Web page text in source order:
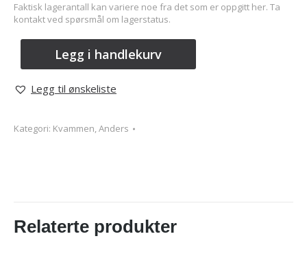
Faktisk lagerantall kan variere noe fra det som er oppgitt her. Ta
kontakt ved spørsmål om lagerstatus.
Legg i handlekurv
Legg til ønskeliste
Kategori: Kvammen, Anders
Relaterte produkter